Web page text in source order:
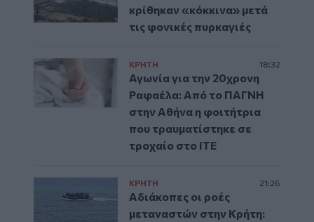
κρίθηκαν «κόκκινα» μετά
τις φονικές πυρκαγιές
ΚΡΗΤΗ 18:32
Αγωνία για την 20χρονη
Ραφαέλα: Από το ΠΑΓΝΗ
στην Αθήνα η φοιτήτρια
που τραυματίστηκε σε
τροχαίο στο ΙΤΕ
ΚΡΗΤΗ 21:26
Αδιάκοπες οι ροές
μεταναστών στην Κρήτη: